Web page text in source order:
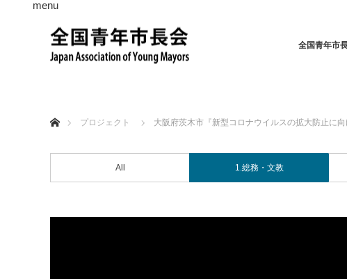
全国青年市
menu
プロジェクト
大阪府茨木市『新型コロナウイルスの拡大防止に向
All 1.総務・文教